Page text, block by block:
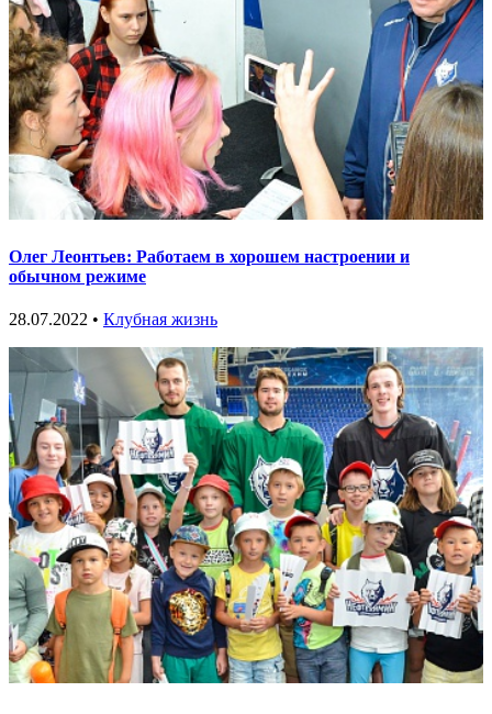
Олег Леонтьев: Работаем в хорошем настроении и
обычном режиме
28.07.2022 • Клубная жизнь